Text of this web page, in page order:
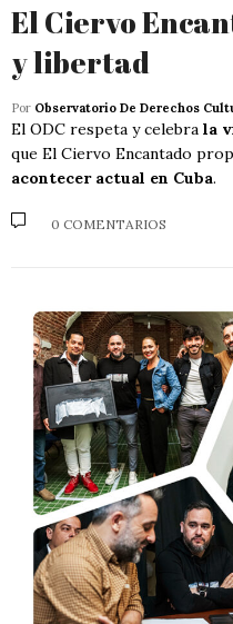
El Ciervo
y libertad
Por Observatorio De Derechos
El ODC respeta y celebra la
que El Ciervo Encantado
acontecer actual en Cuba.
0 COMENTARIOS